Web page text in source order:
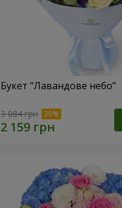
Букет "Лавандове небо"
3 084 грн